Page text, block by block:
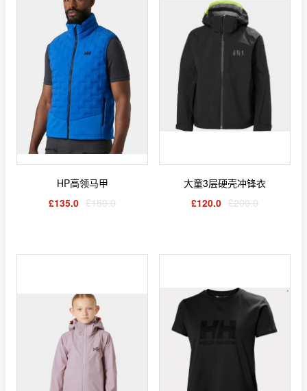
HP高领马甲
£135.0 £150.0
大童3层硬壳冲锋衣
£120.0 £200.0